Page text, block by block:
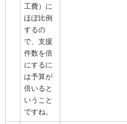
工費）に
ほぼ比例
するの
で、支援
件数を倍
にするに
は予算が
倍いると
いうこと
ですね。